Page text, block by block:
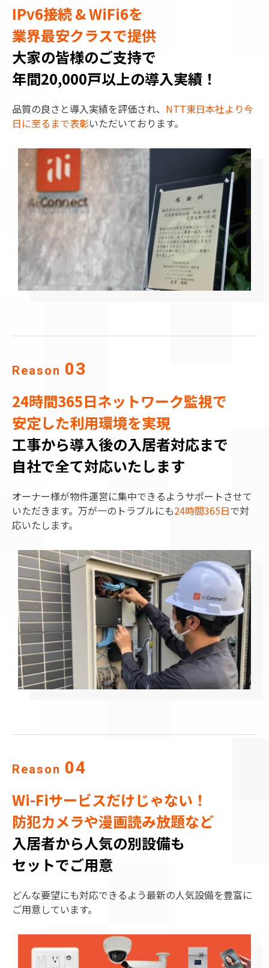
IPv6接続 & WiFi6を
業界最安クラスで提供
大家の皆様のご支持で
年間20,000戸以上の導入実績！
品質の良さと導入実績を評価され、 NTT東日本社より今
日に至るまで表彰いただいております。
Reason 03
24時間365日ネットワーク監視で
安定した利用環境を実現
工事から導入後の入居者対応まで
自社で全て対応いたします
オーナー様が物件運営に集中できるようサポートさせて
いただきます。万が一のトラブルにも24時間365日で対
応いたします。
Reason 04
Wi-Fiサービスだけじゃない！
防犯カメラや漫画読み放題など
入居者から人気の別設備も
セットでご用意
どんな要望にも対応できるよう最新の人気設備を豊富に
ご用意しています。